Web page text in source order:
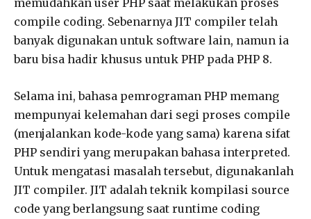
compile coding. Sebenarnya JIT compiler telah
banyak digunakan untuk software lain, namun ia
baru bisa hadir khusus untuk PHP pada PHP 8.
Selama ini, bahasa pemrograman PHP memang
mempunyai kelemahan dari segi proses compile
(menjalankan kode-kode yang sama) karena sifat
PHP sendiri yang merupakan bahasa interpreted.
Untuk mengatasi masalah tersebut, digunakanlah
JIT compiler. JIT adalah teknik kompilasi source
code yang berlangsung saat runtime coding